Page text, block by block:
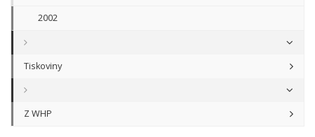
2002
Tiskoviny
Z WHP